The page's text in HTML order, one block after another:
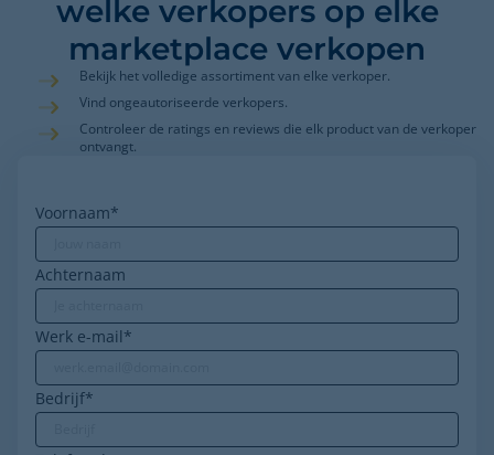
welke verkopers op elke
marketplace verkopen
Bekijk het volledige assortiment van elke verkoper.
Vind ongeautoriseerde verkopers.
Controleer de ratings en reviews die elk product van de verkoper
ontvangt.
Voornaam*
Achternaam
Werk e-mail*
Bedrijf*